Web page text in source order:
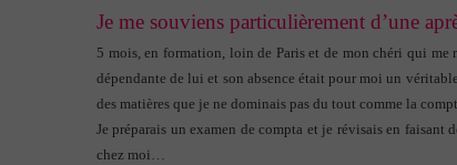
Je me souviens particulièrement d’une
5 mois, en formation, loin de Paris et de mon chéri qui me
dépendante de lui et son absence était pour moi un
des matières que je ne dominais pas du tout comme la
Je préparais un examen de compta et je révisais en faisant
chez moi…